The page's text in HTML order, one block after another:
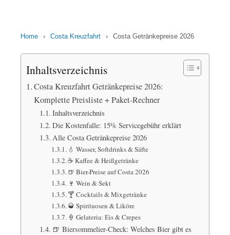
Home › Costa Kreuzfahrt › Costa Getränkepreise 2026
Inhaltsverzeichnis
Costa Kreuzfahrt Getränkepreise 2026:
Komplette Preisliste + Paket-Rechner
Inhaltsverzeichnis
Die Kostenfalle: 15% Servicegebühr erklärt
Alle Costa Getränkepreise 2026
💧 Wasser, Softdrinks & Säfte
☕ Kaffee & Heißgetränke
🍺 Bier-Preise auf Costa 2026
🍷 Wein & Sekt
🍸 Cocktails & Mixgetränke
🥃 Spirituosen & Liköre
🍦 Gelateria: Eis & Crepes
🍺 Biersommelier-Check: Welches Bier gibt es